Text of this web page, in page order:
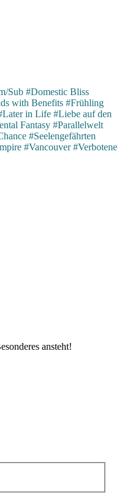
Sub #Domestic Bliss
with Benefits #Frühling
in Life #Liebe auf den
Fantasy #Parallelwelt
#Seelengefährten
#Vancouver #Verbotene
ansteht!